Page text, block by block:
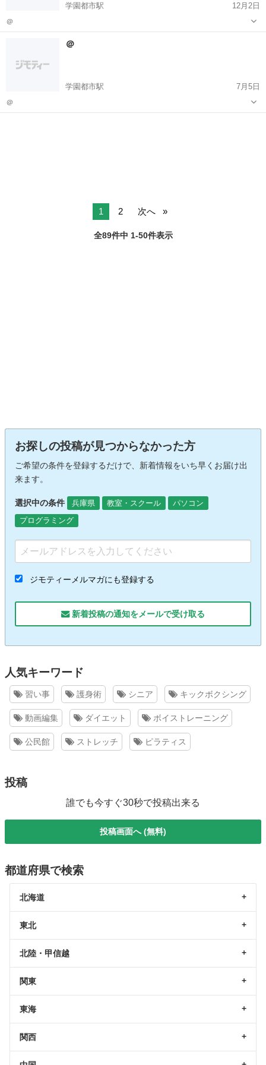
学園都市駅
12月2日
＠
＠
学園都市駅
7月5日
＠
1 2 次へ
全89件中 1-50件表示
お探しの投稿が見つからなかった方
ご希望の条件を登録するだけで、新着情報をいち早くお届け出
来ます。
選択中の条件 兵庫県 教室・スクール
パソコン
プログラミング
ジモティーメルマガにも登録する
新着投稿の通知をメールで受け取る
人気キーワード
習い事 護身術 シニア キックボクシング
動画編集 ダイエット ボイストレーニング
公民館 ストレッチ ピラティス
投稿
誰でも今すぐ30秒で投稿出来る
投稿画面へ (無料)
都道府県で検索
北海道
東北
北陸・甲信越
関東
東海
関西